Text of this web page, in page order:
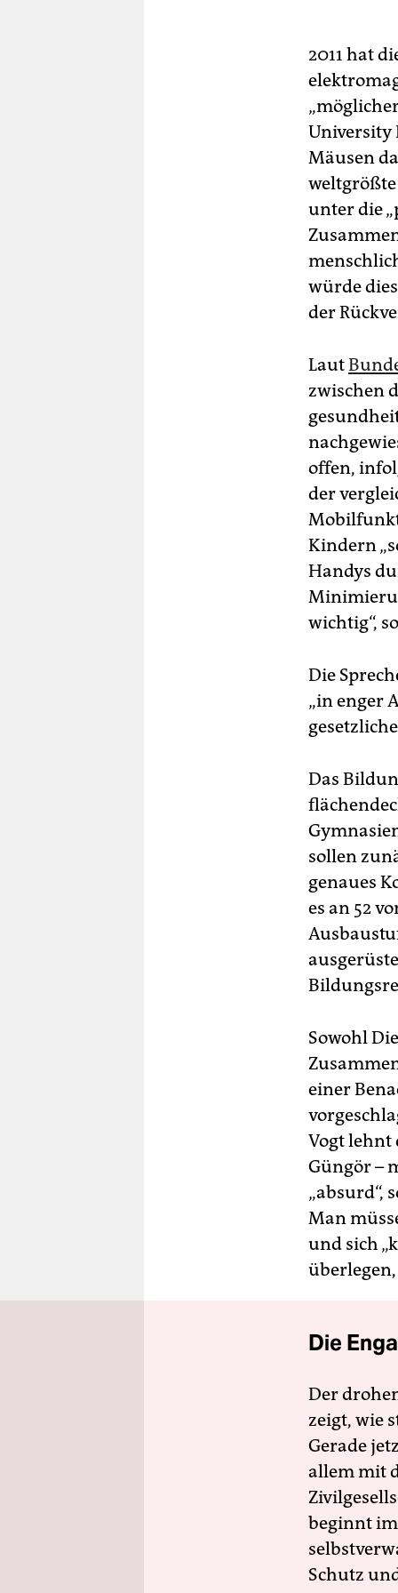
2011 hat
University
Mäusen
weltgrößte
unter die
würde
der
Laut
zwischen
offen,
der
Kindern
Handys
wichtig“,
Die
„in enger
Das
sollen
genaues
es an 52
Sowohl
einer
Vogt lehnt
Güngör –
„absurd“,
Man
und sich
Die
Der
zeigt, wie
Gerade
allem mit
beginnt
Schutz